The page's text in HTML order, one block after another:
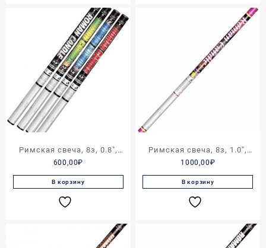
Римская свеча, 8з, 0.8″,
ROMAN CANDLE
600,00₽
В корзину
Римская свеча, 8з, 1.0″,
ROMAN CANDLE
1000,00₽
В корзину